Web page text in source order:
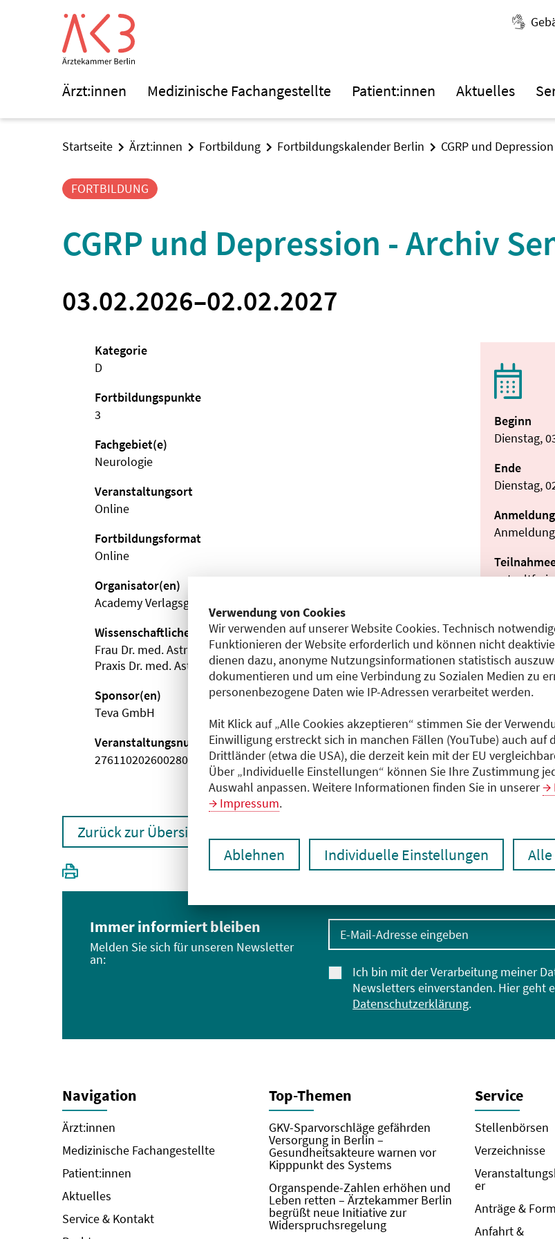
Verwendung von Cookies
Wir verwenden auf unserer Website Cookies. Technisch
Funktionieren der Website erforderlich und können nicht
dienen dazu, anonyme Nutzungsinformationen statistisch
dokumentieren und um eine Verbindung zu Sozialen Medien zu
personenbezogene Daten wie IP-Adressen verarbeitet werden.
Mit Klick auf „Alle Cookies akzeptieren“ stimmen Sie der
Einwilligung erstreckt sich in manchen Fällen (YouTube) auch
Drittländer (etwa die USA), die derzeit kein mit der EU
Über „Individuelle Einstellungen“ können Sie Ihre Zustimmung
Auswahl anpassen. Weitere Informationen finden Sie in unserer
Impressum.
Ablehnen Individuelle Einstellungen
Ärzt:innen Medizinische Fachangestellte Patient:innen Aktuelles
Startseite Ärzt:innen Fortbildung Fortbildungskalender Berlin CGRP und
FORTBILDUNG
CGRP und Depression - Archiv
03.02.2026–02.02.2027
Beginn
Dienstag,
Ende
Dienstag,
Anmeldung
entgeltfrei
Dokumente
Programm
Kategorie
D
Fortbildungspunkte
3
Fachgebiet(e)
Neurologie
Veranstaltungsort
Online
Fortbildungsformat
Online
Organisator(en)
Academy Verlagsgesellschaft mbH
Wissenschaftliche Leitung
Frau Dr. med. Astrid Gendolla
Praxis Dr. med. Astrid Gendolla
Sponsor(en)
Teva GmbH
Veranstaltungsnummer
2761102026002800008
Zurück zur Übersicht
Immer informiert bleiben
Melden Sie sich für unseren Newsletter
an:
E-Mail-Adresse eingeben
Ich bin mit der Verarbeitung meiner
Newsletters einverstanden. Hier geht
Datenschutzerklärung.
Navigation
Ärzt:innen
Medizinische Fachangestellte
Patient:innen
Aktuelles
Service & Kontakt
Top-Themen
GKV-Sparvorschläge gefährden
Versorgung in Berlin –
Gesundheitsakteure warnen vor
Kipppunkt des Systems
Organspende-Zahlen erhöhen und
Leben retten – Ärztekammer Berlin
begrüßt neue Initiative zur
Widerspruchsregelung
Service
Stellenbörsen
Verzeichnisse
er
Anträge &
Anfahrt &